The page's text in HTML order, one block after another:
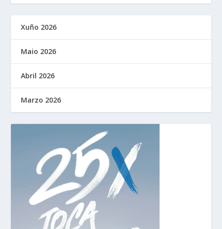
Xuño 2026
Maio 2026
Abril 2026
Marzo 2026